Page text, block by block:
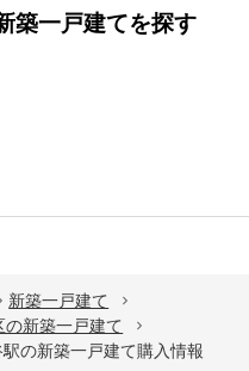
築一戸建てを探す
新築一戸建て
の新築一戸建て
の新築一戸建て購入情報